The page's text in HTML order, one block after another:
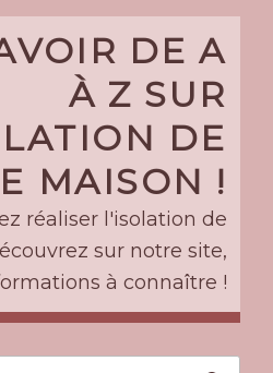
DE A
À Z SUR
DE
MAISON !
réaliser l'isolation de
sur notre site,
à connaître !